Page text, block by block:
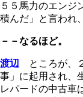
５５馬力のエンジ
積んだ」と言われ
－－なるほど。
渡辺 ところが、
事」に起用され、
レパードの中古車